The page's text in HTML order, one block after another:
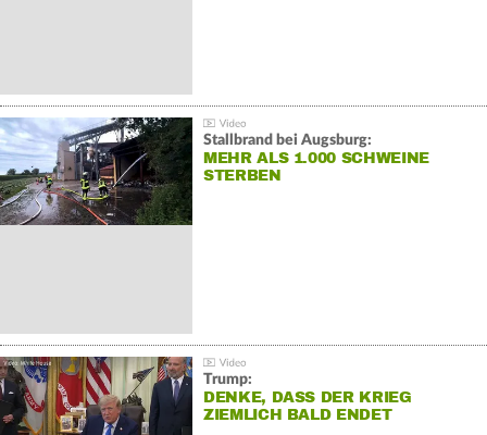
Stallbrand bei Augsburg:
MEHR ALS 1.000 SCHWEINE
STERBEN
Trump:
DENKE, DASS DER KRIEG
ZIEMLICH BALD ENDET